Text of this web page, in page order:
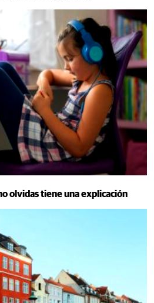
olvidas tiene una explicación